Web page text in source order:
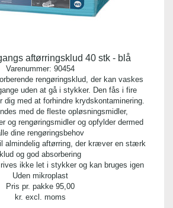
16,00 cm
Blade ark per rulle:
200,00 ark
Rulle bredde:
16,50 cm
aftørringsklud 40 stk - blå
Varenummer: 90454
rengøringsklud, der kan vaskes
uden at gå i stykker. Den fås i fire
med at forhindre krydskontaminering.
med de fleste opløsningsmidler,
og rengøringsmidler og opfylder dermed
dine rengøringsbehov
almindelig aftørring, der kræver en stærk
klud og god absorbering
ikke let i stykker og kan bruges igen
Uden mikroplast
Pris pr. pakke 95,00
kr. excl. moms